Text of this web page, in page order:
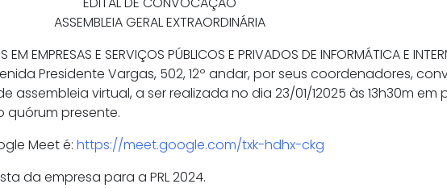
ASSEMBLEIA GERAL EXTRAORDINÁRIA
EMPRESAS E SERVIÇOS PÚBLICOS E PRIVADOS DE INFORMÁTICA E
Presidente Vargas, 502, 12º andar, por seus coordenadores,
assembleia virtual, a ser realizada no dia 23/01/12025 às 13h30m
quórum presente.
Meet é: https://meet.google.com/txk-hdhx-ckg
da empresa para a PRL 2024.